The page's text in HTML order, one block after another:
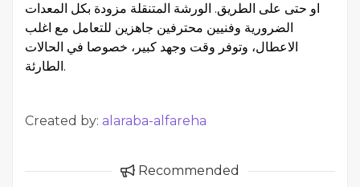
او حتى على الطريق. الورشة المتنقلة مزودة بكل المعدات
الضرورية وفنيين محترفين جاهزين للتعامل مع اغلب
الاعطال، وتوفر وقت وجهد كبير، خصوصا في الحالات
الطارئة.
Created by: alaraba-alfareha
Recommended